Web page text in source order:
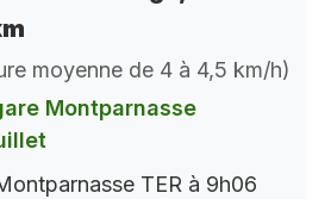
moyenne de 4 à 4,5 km/h)
Montparnasse
TER à 9h06